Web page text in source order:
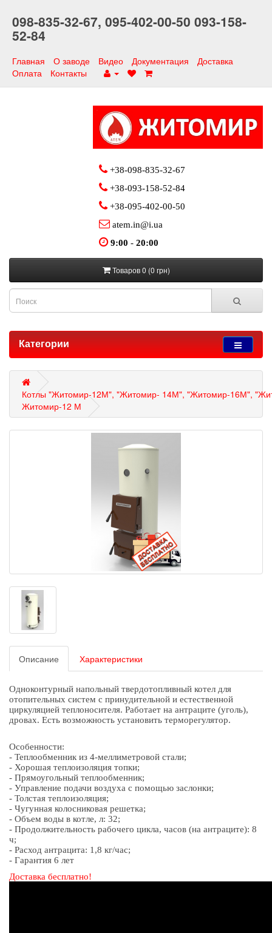
098-835-32-67, 095-402-00-50 093-158-
52-84
Главная О заводе Видео Документация
Доставка
Оплата
Контакты
+38-098-835-32-67
+38-093-158-52-84
+38-095-402-00-50
atem.in@i.ua
9:00 - 20:00
Товаров 0 (0 грн)
Категории
Котлы "Житомир-12М", "Житомир- 14М", "Житомир-16М",
Житомир-12 М
Описание Характеристики
Одноконтурный напольный твердотопливный котел для
отопительных систем с принудительной и естественной
циркуляцией теплоносителя. Работает на антраците (уголь),
дровах. Есть возможность установить терморегулятор.
Особенности:
- Теплообменник из 4-меллиметровой стали;
- Хорошая теплоизоляция топки;
- Прямоугольный теплообменник;
- Управление подачи воздуха с помощью заслонки;
- Толстая теплоизоляция;
- Чугунная колосниковая решетка;
- Объем воды в котле, л: 32;
- Продолжительность рабочего цикла, часов (на антраците): 8
ч;
- Расход антрацита: 1,8 кг/час;
- Гарантия 6 лет
Доставка бесплатно!